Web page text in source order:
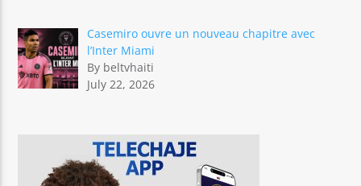
Casemiro ouvre un nouveau chapitre avec
l’Inter Miami
By beltvhaiti
July 22, 2026